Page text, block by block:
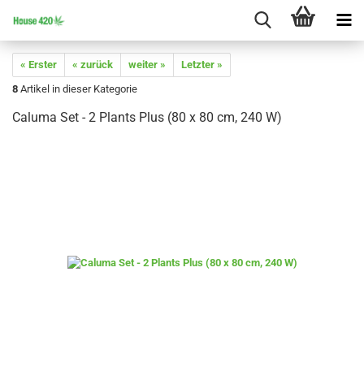
« Erster « zurück weiter »
Letzter »
8 Artikel in dieser Kategorie
Caluma Set - 2 Plants Plus (80 x 80 cm, 240 W)